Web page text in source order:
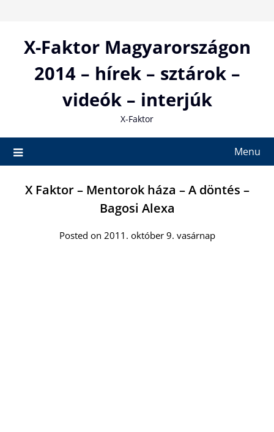
contentX-Faktor Magyarországon
2014 – hírek – sztárok –
videók – interjúk
X-Faktor
Menu
X Faktor – Mentorok háza – A döntés –
Bagosi Alexa
Posted on 2011. október 9. vasárnap